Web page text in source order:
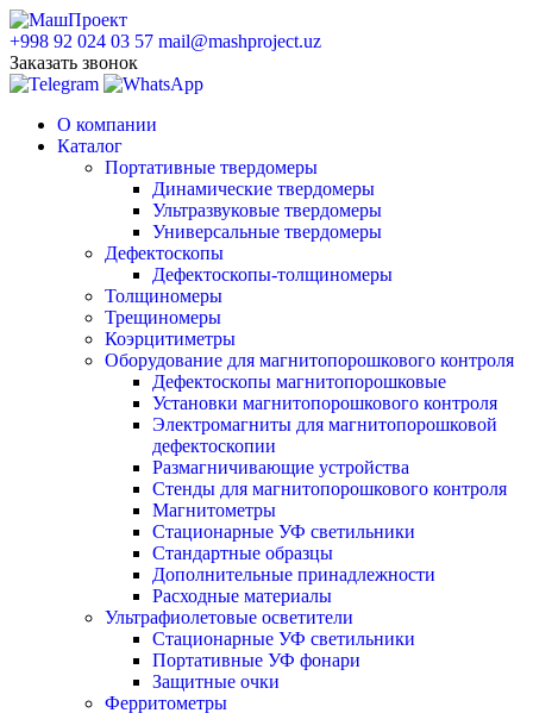
+998 92 024 03 57 mail@mashproject.uz
Заказать звонок
О компании
Каталог
Портативные твердомеры
Динамические твердомеры
Ультразвуковые твердомеры
Универсальные твердомеры
Дефектоскопы
Дефектоскопы-толщиномеры
Толщиномеры
Трещиномеры
Коэрцитиметры
Оборудование для магнитопорошкового контроля
Дефектоскопы магнитопорошковые
Установки магнитопорошкового контроля
Электромагниты для магнитопорошковой
дефектоскопии
Размагничивающие устройства
Стенды для магнитопорошкового контроля
Магнитометры
Стационарные УФ светильники
Стандартные образцы
Дополнительные принадлежности
Расходные материалы
Ультрафиолетовые осветители
Стационарные УФ светильники
Портативные УФ фонари
Защитные очки
Ферритометры